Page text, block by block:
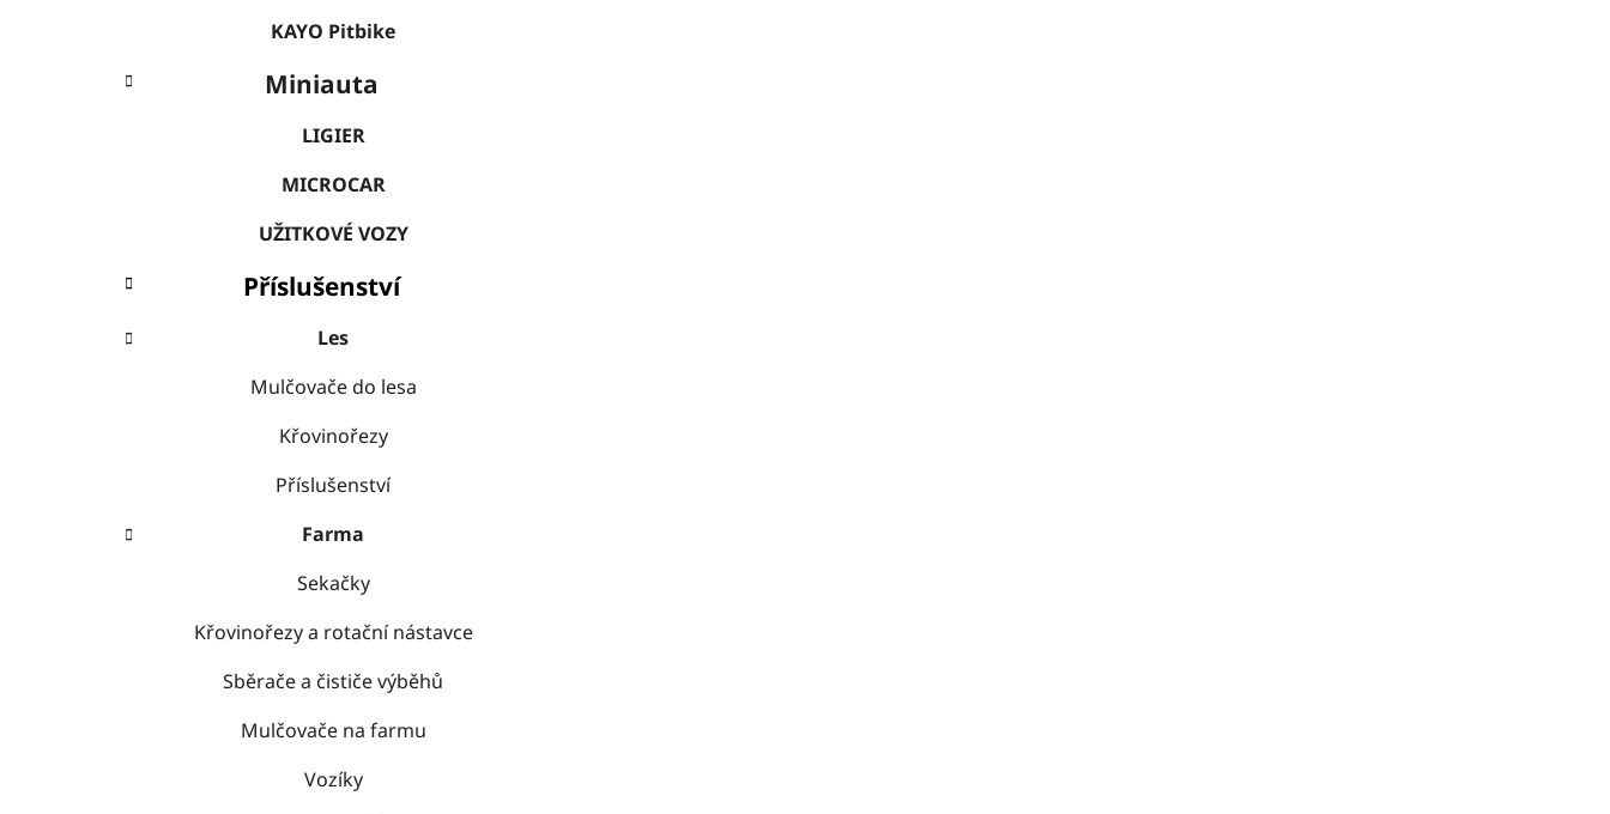
KAYO Pitbike
Miniauta
LIGIER
MICROCAR
UŽITKOVÉ VOZY
Příslušenství
Les
Mulčovače do lesa
Křovinořezy
Příslušenství
Farma
Sekačky
Křovinořezy a rotační nástavce
Sběrače a čističe výběhů
Mulčovače na farmu
Vozíky